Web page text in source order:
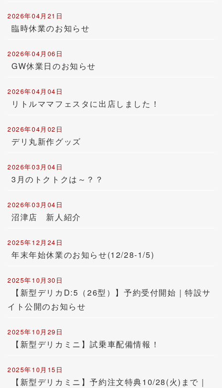
2026年04月21日
臨時休業のお知らせ
2026年04月06日
GW休業日のお知らせ
2026年04月04日
リトルママフェスタに出店しました！
2026年04月02日
デリ丸新作グッズ
2026年03月04日
3月のトクトクは～？？
2026年03月04日
沼津店 新人紹介
2025年12月24日
年末年始休業のお知らせ(12/28-1/5)
2025年10月30日
【新型デリカD:5（26型）】予約受付開始｜特設サ
イト公開のお知らせ
2025年10月29日
【新型デリカミニ】試乗車配備情報！
2025年10月15日
【新型デリカミニ】予約注文特典10/28(火)まで｜